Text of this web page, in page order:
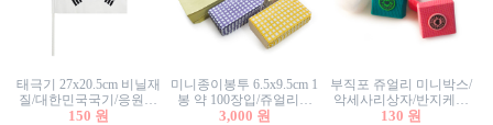
태극기 27x20.5cm 비닐재
질/대한민국국기/응원깃
발/행사깃발
150 원
미니종이봉투 6.5x9.5cm 1
봉 약 100장입/쥬얼리봉
투/증명사진봉투/악세사
3,000 원
부직포 쥬얼리 미니박스/
악세사리상자/반지케이
스/반지상자/귀걸이상자/
130 원